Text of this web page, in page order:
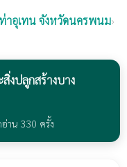
ท่าอุเทน จังหวัดนครพนม›
งปลูกสร้างบาง
อ่าน 330 ครั้ง